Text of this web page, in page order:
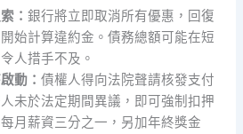
：銀行將立即取消所有優惠，回復
始計算違約金。債務總額可能在短
人措手不及。
動：債權人得向法院聲請核發支付
未於法定期間異議，即可強制扣押
月薪資三分之一，另加年終獎金